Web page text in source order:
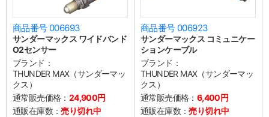
商品番号 006693
サンダーマックス ワイドバンド
O2センサー
ブランド：
THUNDER MAX（サンダーマッ
クス）
通常販売価格： 24,900円
通販在庫数：売り切れ中
商品番号 006923
サンダーマックス コミュニケー
ションケーブル
ブランド：
THUNDER MAX（サンダーマッ
クス）
通常販売価格： 6,400円
通販在庫数：売り切れ中